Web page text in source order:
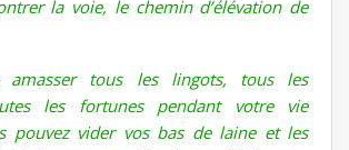
la voie, le chemin d’élévation de
amasser tous les lingots, tous les
les fortunes pendant votre vie
pouvez vider vos bas de laine et les